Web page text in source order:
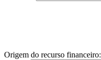
Origem do recurso financeiro: